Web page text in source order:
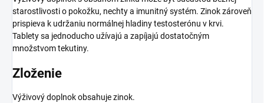
starostlivosti o pokožku, nechty a imunitný systém. Zinok zároveň
prispieva k udržaniu normálnej hladiny testosterónu v krvi.
Tablety sa jednoducho užívajú a zapíjajú dostatočným
množstvom tekutiny.
Zloženie
Výživový doplnok obsahuje zinok.